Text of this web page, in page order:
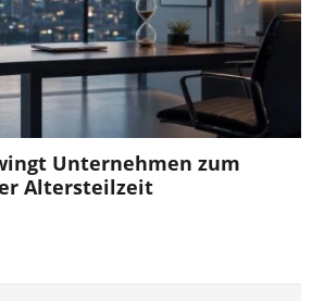
Unternehmen zum
Altersteilzeit